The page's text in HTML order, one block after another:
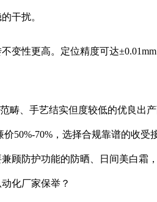
干扰。
性更高。定位精度可达
手艺结实但度较低的优良出
50%-70%，选择合规靠谱的收
顾防护功能的防晒、日间美白
化厂家保举？